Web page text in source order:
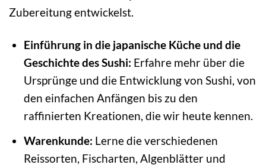
Zubereitung entwickelst.
Einführung in die japanische Küche und die
Geschichte des Sushi: Erfahre mehr über die
Ursprünge und die Entwicklung von Sushi, von
den einfachen Anfängen bis zu den
raffinierten Kreationen, die wir heute kennen.
Warenkunde: Lerne die verschiedenen
Reissorten, Fischarten, Algenblätter und